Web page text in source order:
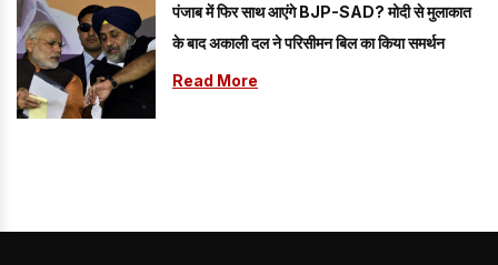
पंजाब में फिर साथ आएंगे BJP-SAD? मोदी से मुलाकात
के बाद अकाली दल ने परिसीमन बिल का किया समर्थन
Read More